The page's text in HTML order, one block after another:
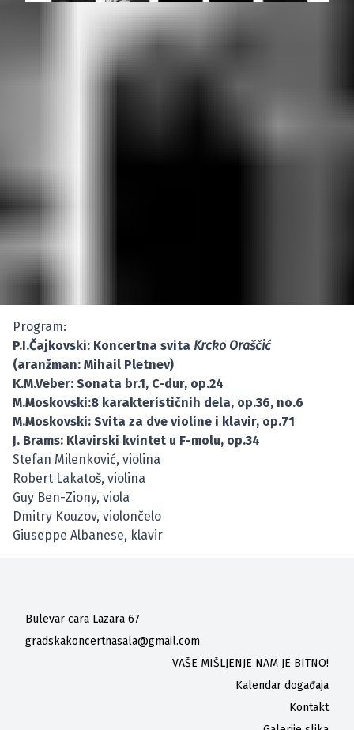
Program:
P.I.Čajkovski: Koncertna svita Krcko Oraščić
(aranžman: Mihail Pletnev)
K.M.Veber: Sonata br.1, C-dur, op.24
M.Moskovski:8 karakterističnih dela, op.36, no.6
M.Moskovski: Svita za dve violine i klavir, op.71
J. Brams: Klavirski kvintet u F-molu, op.34
Stefan Milenković, violina
Robert Lakatoš, violina
Guy Ben-Ziony, viola
Dmitry Kouzov, violončelo
Giuseppe Albanese, klavir
Bulevar cara Lazara 67
gradskakoncertnasala@gmail.com
VAŠE MIŠLJENJE NAM JE BITNO!
Kalendar događaja
Kontakt